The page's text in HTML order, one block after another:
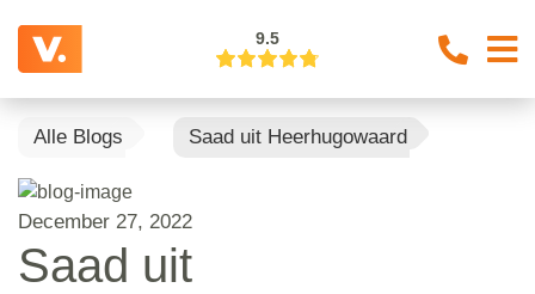
9.5
Alle Blogs Saad uit Heerhugowaard
December 27, 2022
Saad uit